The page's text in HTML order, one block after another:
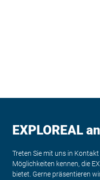
EXPLOREAL
Treten Sie mit uns in
Möglichkeiten kennen, die
bietet. Gerne präsentieren